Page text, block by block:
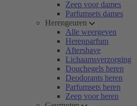
Zeep voor dames
Parfumsets dames
Herengeuren
Alle weergeven
Herenparfum
Aftershave
Lichaamsverzorging
Douchegels heren
Deodorants heren
Parfumsets heren
Zeep voor heren